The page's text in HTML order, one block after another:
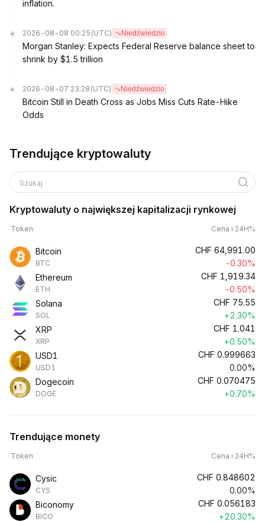
inflation.
2026-08-08 00:25 (UTC) Niedźwiedzio
Morgan Stanley: Expects Federal Reserve balance sheet to
shrink by $1.5 trillion
2026-08-07 23:28 (UTC) Niedźwiedzio
Bitcoin Still in Death Cross as Jobs Miss Cuts Rate-Hike
Odds
Trendujące kryptowaluty
Szukaj
Kryptowaluty o największej kapitalizacji rynkowej
Token Cena i 24H%
Bitcoin
BTC
CHF 64,991.00
-0.30%
Ethereum
ETH
CHF 1,919.34
-0.50%
Solana
SOL
CHF 75.55
+2.30%
XRP
XRP
CHF 1.041
+0.50%
USD1
USD1
CHF 0.999663
0.00%
Dogecoin
DOGE
CHF 0.070475
+0.70%
Trendujące monety
Token Cena i 24H%
Cysic
CYS
CHF 0.848602
0.00%
Biconomy
BICO
CHF 0.056183
+20.30%